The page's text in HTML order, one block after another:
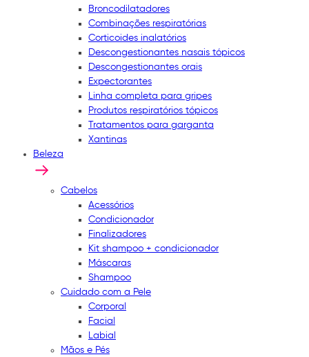
Broncodilatadores
Combinações respiratórias
Corticoides inalatórios
Descongestionantes nasais tópicos
Descongestionantes orais
Expectorantes
Linha completa para gripes
Produtos respiratórios tópicos
Tratamentos para garganta
Xantinas
Beleza
Cabelos
Acessórios
Condicionador
Finalizadores
Kit shampoo + condicionador
Máscaras
Shampoo
Cuidado com a Pele
Corporal
Facial
Labial
Mãos e Pés